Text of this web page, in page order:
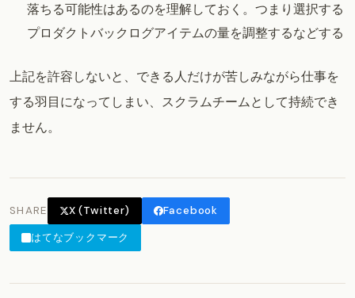
落ちる可能性はあるのを理解しておく。つまり選択する
プロダクトバックログアイテムの量を調整するなどする
上記を許容しないと、できる人だけが苦しみながら仕事を
する羽目になってしまい、スクラムチームとして持続でき
ません。
SHARE X (Twitter)
Facebook
はてなブックマーク